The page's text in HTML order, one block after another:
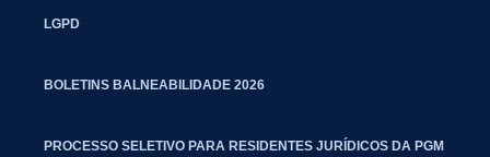
LGPD
BOLETINS BALNEABILIDADE 2026
PROCESSO SELETIVO PARA RESIDENTES JURÍDICOS DA PGM